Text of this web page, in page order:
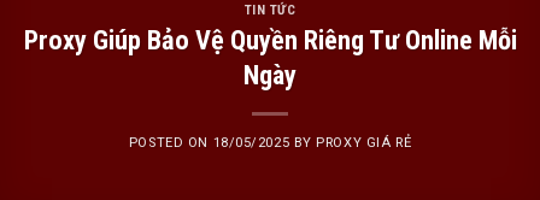
TIN TỨC
Proxy Giúp Bảo Vệ Quyền Riêng Tư Online Mỗi
Ngày
POSTED ON 18/05/2025 BY PROXY GIÁ RẺ